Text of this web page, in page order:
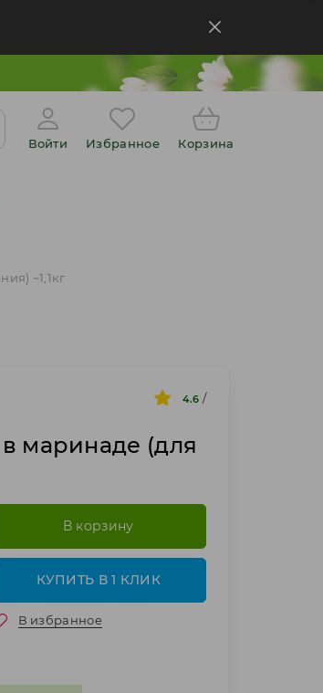
Войти Избранное Корзина
~1,1кг
4.6 /
маринаде (для
В корзину
КУПИТЬ В 1 КЛИК
В избранное